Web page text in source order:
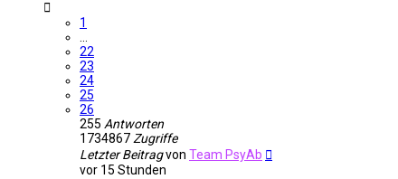
1
22
23
24
25
26
255 Antworten
1734867 Zugriffe
Letzter Beitragvon Team PsyAb
vor 15 Stunden